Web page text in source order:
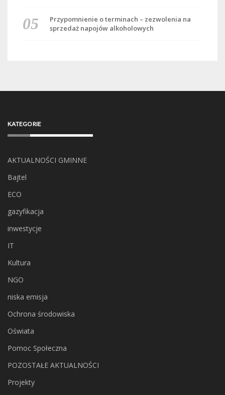
Przypomnienie o terminach – zezwolenia na
sprzedaż napojów alkoholowych
KATEGORIE
AKTUALNOŚCI GMINNE
Bajtel
ECO
gazyfikacja
inwestycje
IT
Kultura
NGO
niska emisja
Ochrona środowiska
Oświata
Pomoc Społeczna
POZOSTAŁE AKTUALNOŚCI
Projekty